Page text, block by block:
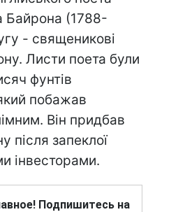
Байрона (1788-
- священикові
Листи поета були
фунтів
побажав
Він придбав
після запеклої
інвесторами.
Подпишитесь на